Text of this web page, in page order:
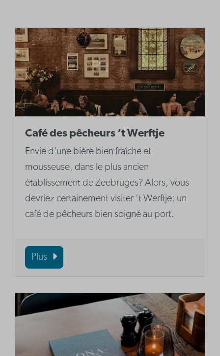
Café des pêcheurs ‘t Werftje
Envie d’une bière bien fraîche et
mousseuse, dans le plus ancien
établissement de Zeebruges? Alors, vous
devriez certainement visiter ‘t Werftje; un
café de pêcheurs bien soigné au port.
Plus